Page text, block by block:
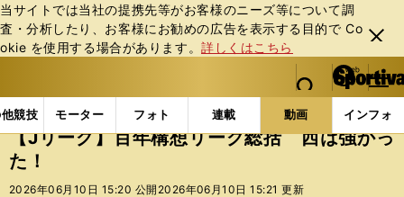
当サイトでは当社の提携先等がお客様のニーズ等について調
査・分析したり、お客様にお勧めの広告を表⽰する⽬的で Co
okie を使⽤する場合があります。詳しくはこちら
閉じ
る
web Sportiva (webスポルティーバ)
検索
マイペ
ー
ジ
メニュ
競技 モーター フォト 連載 動画 インフォ
b
ス
ポ
ル
動画 【Jリーグ】百年構想リーグ総括 西は強かった！
【Jリーグ】百年構想リーグ総括 西は強かっ
た！
2026年06月10日 15:20 公開 2026年06月10日 15:21 更新